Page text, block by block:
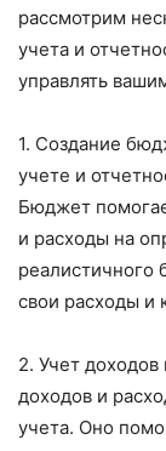
рассмотрим
учета и
управлять
1. Создание
учете и
Бюджет
и расходы на
реалистичного
свои расходы и
2. Учет
доходов и
учета. Оно